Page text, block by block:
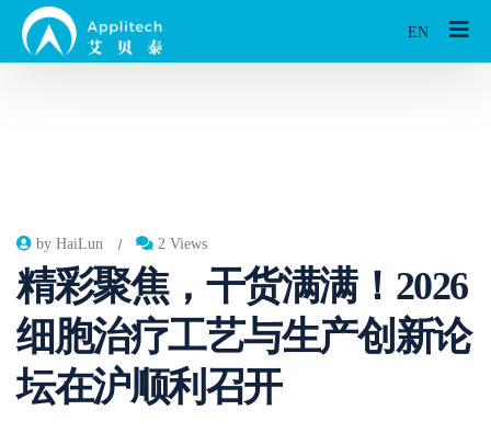
EN
by HaiLun 2 Views
精彩聚焦，干货满满！2026
细胞治疗工艺与生产创新论
坛在沪顺利召开